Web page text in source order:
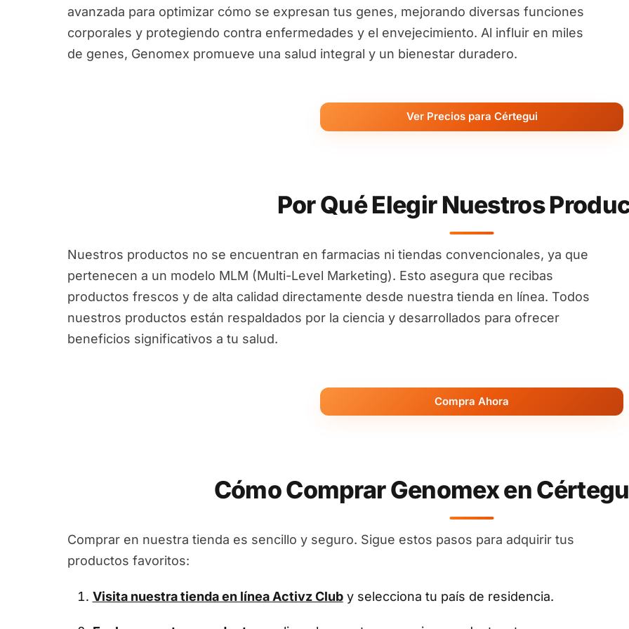
avanzada para optimizar cómo se expresan tus genes, mejorando diversas funciones
corporales y protegiendo contra enfermedades y el envejecimiento. Al influir en miles
de genes, Genomex promueve una salud integral y un bienestar duradero.
Ver Precios para Cértegui
Por Qué Elegir Nuestros
Nuestros productos no se encuentran en farmacias ni tiendas convencionales, ya que
pertenecen a un modelo MLM (Multi-Level Marketing). Esto asegura que recibas
productos frescos y de alta calidad directamente desde nuestra tienda en línea. Todos
nuestros productos están respaldados por la ciencia y desarrollados para ofrecer
beneficios significativos a tu salud.
Compra Ahora
Cómo Comprar Genomex en
Comprar en nuestra tienda es sencillo y seguro. Sigue estos pasos para adquirir tus
productos favoritos:
Visita nuestra tienda en línea Activz Cluby selecciona tu país de residencia.